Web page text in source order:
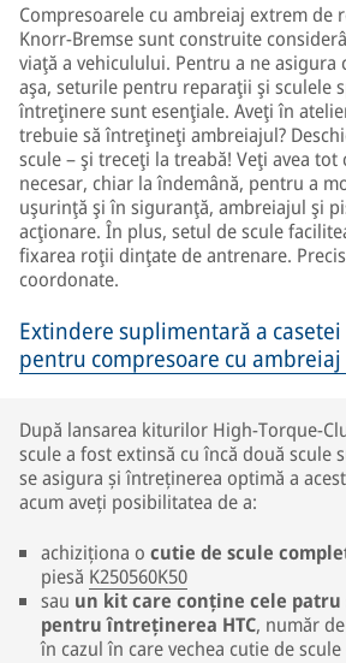
Compresoarele cu ambreiaj extrem de
Knorr-Bremse sunt construite
viaţă a vehiculului. Pentru a ne asigura
aşa, seturile pentru reparaţii şi sculele
întreţinere sunt esenţiale. Aveţi în
trebuie să întreţineţi ambreiajul?
scule – şi treceţi la treabă! Veţi avea tot
necesar, chiar la îndemână, pentru a
uşurinţă şi în siguranţă, ambreiajul şi
acţionare. În plus, setul de scule
fixarea roţii dinţate de antrenare.
coordonate.
Extindere suplimentară a casetei
pentru compresoare cu ambreiaj
După lansarea kiturilor High-Torque-
scule a fost extinsă cu încă două scule
se asigura și întreținerea optimă a
acum aveți posibilitatea de a:
achiziționa o cutie de scule
piesă K250560K50
sau un kit care conține cele
pentru întreținerea HTC, număr
în cazul în care vechea cutie de